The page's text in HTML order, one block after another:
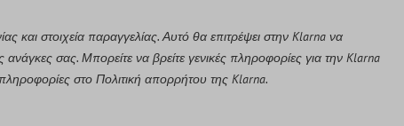
στοιχεία παραγγελίας. Αυτό θα επιτρέψει στην Klarna να
σας. Μπορείτε να βρείτε γενικές πληροφορίες για την Klarna
στο Πολιτική απορρήτου της Klarna.